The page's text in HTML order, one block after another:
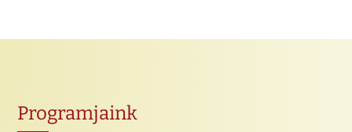
Programjaink